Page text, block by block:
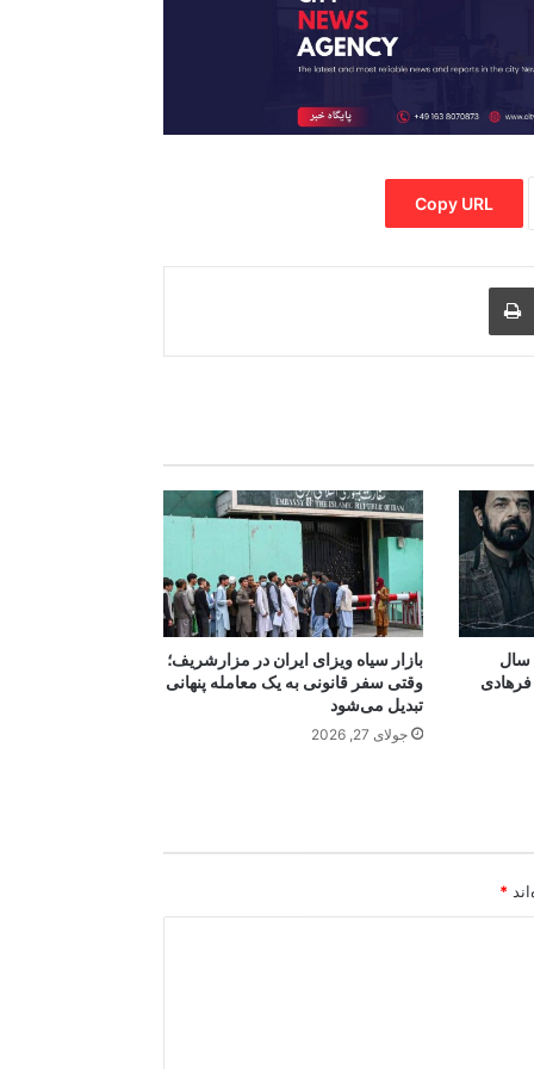
Copy URL
Share
Print
سال
بازار سیاه ویزای ایران در مزارشریف؛
وقتی سفر قانونی به یک معامله پنهانی
تبدیل می‌شود
جولای 27, 2026
*